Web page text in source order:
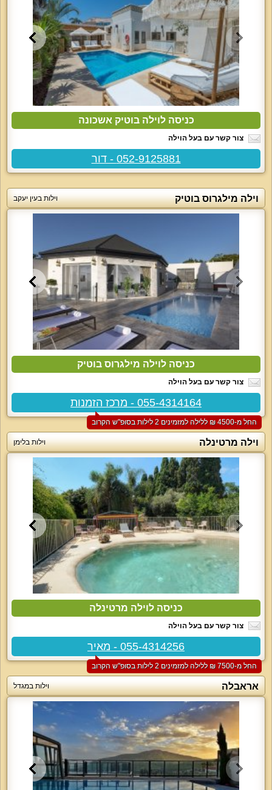
כניסה לוילה בוטיק אשכונה
צור קשר עם בעל הוילה
052-9125881 - דור
וילה מילגרוס בוטיק וילות בעין יעקב
כניסה לוילה מילגרוס בוטיק
צור קשר עם בעל הוילה
055-4314164 - מרכז הזמנות
החל מ-‏4500 ₪ ללילה למזמינים 2 לילות בסופ"ש הקרוב
וילה מרטינלה וילות בלימן
כניסה לוילה מרטינלה
צור קשר עם בעל הוילה
055-4314256 - מאיר
החל מ-‏7500 ₪ ללילה למזמינים 2 לילות בסופ"ש הקרוב
אראבלה וילות במגדל